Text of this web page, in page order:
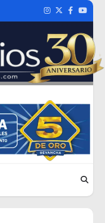
Instagram
TwitterFacebook